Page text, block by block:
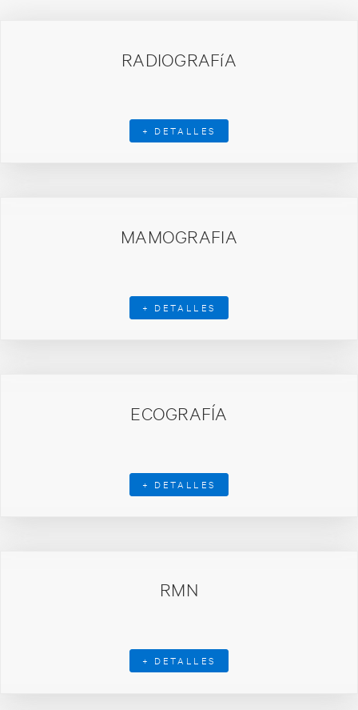
RADIOGRAFíA
+ DETALLES
MAMOGRAFIA
+ DETALLES
ECOGRAFÍA
+ DETALLES
RMN
+ DETALLES